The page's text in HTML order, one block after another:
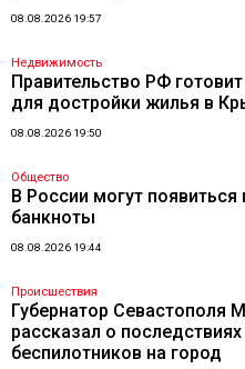
08.08.2026 19:57
Недвижимость
Правительство РФ
для достройки жилья в
08.08.2026 19:50
Общество
В России могут
банкноты
08.08.2026 19:44
Происшествия
Губернатор Севастополя
рассказал о
беспилотников на город